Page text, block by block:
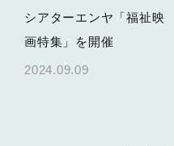
シアターエンヤ「福祉映
画特集」を開催
2024.09.09